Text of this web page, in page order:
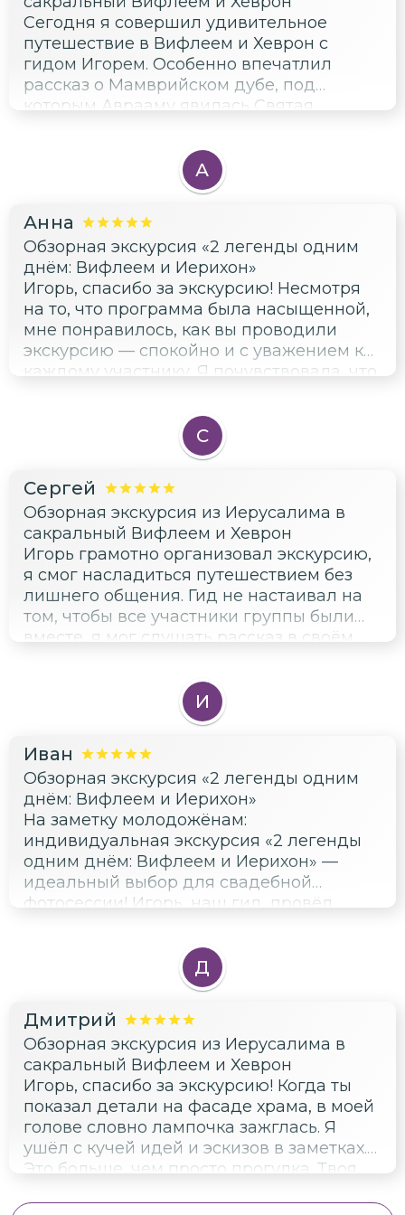
Сегодня я совершил удивительное
путешествие в Вифлеем и Хеврон с
гидом Игорем. Особенно впечатлил
рассказ о Мамврийском дубе, под
которым Аврааму явилась Святая
глубокой историей и духовной силой, что
я сразу представил, как можно
изобразить эту сцену в иллюстрации.
погружал в атмосферу каждого места,
что делает его экскурсии не просто
познавательными, но и
вдохновляющими. Спасибо за такую
насыщенную и атмосферную экскурсию!
А
Анна
Обзорная экскурсия «2 легенды одним
днём: Вифлеем и Иерихон»
Игорь, спасибо за экскурсию! Несмотря
на то, что программа была насыщенной,
мне понравилось, как вы проводили
экскурсию — спокойно и с уважением к
каждому участнику. Я почувствовала, что
просто посмотреть вокруг, впитывая
моменты, когда мы могли просто
окружающим миром. Это было именно то,
что мне нужно было сейчас —
возможность побыть в тишине и покое. Я
вернулась другим человеком, с новыми
силами и желанием жить. Спасибо вам за
вашу чуткость и понимание!
С
Сергей
Обзорная экскурсия из Иерусалима в
сакральный Вифлеем и Хеврон
Игорь грамотно организовал экскурсию,
я смог насладиться путешествием без
лишнего общения. Гид не настаивал на
том, чтобы все участники группы были
вместе, я мог слушать рассказ в своём
был идеальный формат для меня.
И
Иван
Обзорная экскурсия «2 легенды одним
днём: Вифлеем и Иерихон»
На заметку молодожёнам:
индивидуальная экскурсия «2 легенды
одним днём: Вифлеем и Иерихон» —
идеальный выбор для свадебной
фотосессии! Игорь, наш гид, провёл
настоящим приключением. За 9 часов мы
посетили Вифлеем и Иерихон — два
центра Святой земли, овеянные
впечатлили храм Рождества Христова и
Пещера Рождества в Вифлееме. В
Иерихоне не оставил равнодушным
монастырь пророка Елисея и источник
пророка Елисея. Игорь — профессионал
своего дела. Он интересно рассказывал
о каждом месте, отвечал на все вопросы
и давал полезные советы. Отдельно
Д
Дмитрий
Обзорная экскурсия из Иерусалима в
сакральный Вифлеем и Хеврон
Игорь, спасибо за экскурсию! Когда ты
показал детали на фасаде храма, в моей
голове словно лампочка зажглась. Я
ушёл с кучей идей и эскизов в заметках.
Это больше, чем просто прогулка. Твоя
творческий кризис. Теперь я полон